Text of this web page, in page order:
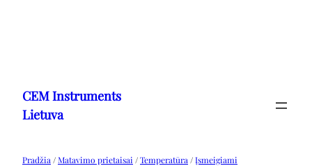
turinio
CEM Instruments
Lietuva
Pradžia /Matavimo prietaisai /Temperatūra /Įsmeigiami